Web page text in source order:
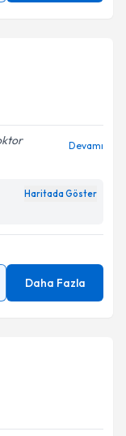
Devamı
Haritada Göster
Daha Fazla